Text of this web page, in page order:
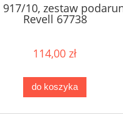
917/10, zestaw
Revell 67738
114,00 zł
do koszyka